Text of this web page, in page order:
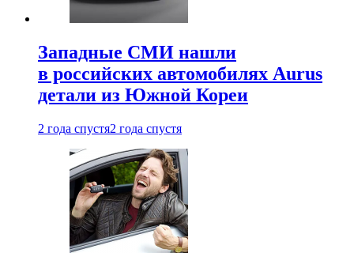
Западные СМИ нашли
в российских автомобилях Aurus
детали из Южной Кореи
2 года спустя2 года спустя